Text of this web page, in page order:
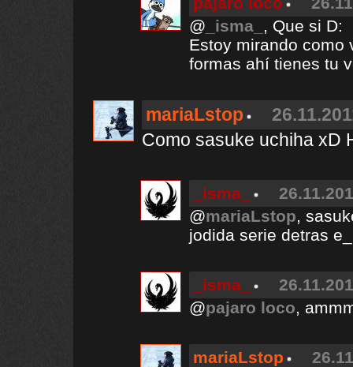
@ _isma_ , Que si D:
Estoy mirando como
formas ahí tienes tu
mariaLstop
Como sasuke uchiha xD
_isma_
@mariaLstop,
jodida serie detras
_isma_
@pajaro loco,
mariaLstop